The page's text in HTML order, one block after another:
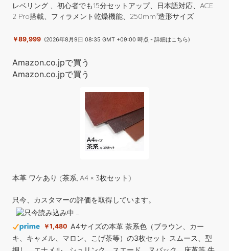
レベリング 、初心者でも15分セットアップ、日本語対応、ACE
2 Pro搭載、フィラメント乾燥機能、250mm³造形サイズ
￥89,999 (2026年8月9日 08:35 GMT +09:00 時点 -詳細はこちら)
Amazon.co.jpで買う
グ 造形サイズ 220*220*250mm | Spriteダイレクトドライブ押
PLA/PETG/TPU対応
￥31,999
(2026年8月9日 08:35 GMT +09:00 時点 -
Amazon.co.jpで買う
本革 ワケあり (茶系, A4 × 3枚セット)
只今、カスタマーの評価を取得しています。
￥1,480 A4サイズの本革 茶系色（ブラウン、カー
キ、キャメル、マロン、こげ茶等）の3枚セット スムース、型
押し、エナメル、シュリンク、スエード、ヌバック、床革等 牛